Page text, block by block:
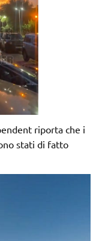
riporta che i
stati di fatto